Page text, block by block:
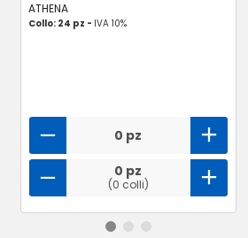
ATHENA
Collo: 24 pz - IVA 10%
0 pz
0 pz
(0 colli)